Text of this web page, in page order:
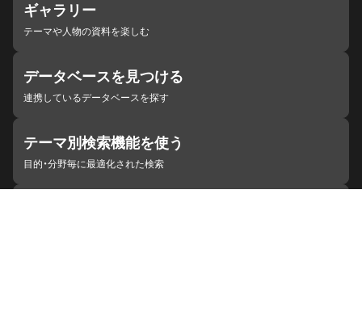
ギャラリー
テーマや人物の資料を楽しむ
データベースを見つける
連携しているデータベースを探す
テーマ別検索機能を使う
目的・分野毎に最適化された検索